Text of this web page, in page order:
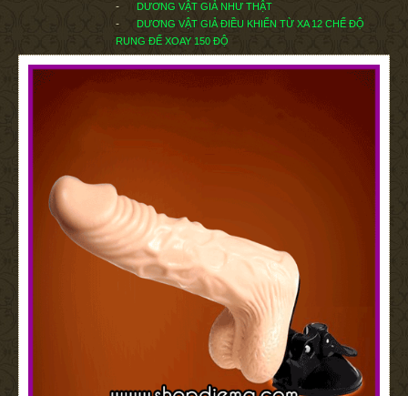
DƯƠNG VẬT GIẢ NHƯ THẬT
DƯƠNG VẬT GIẢ ĐIỀU KHIỂN TỪ XA 12 CHẾ ĐỘ
RUNG ĐẾ XOAY 150 ĐỘ